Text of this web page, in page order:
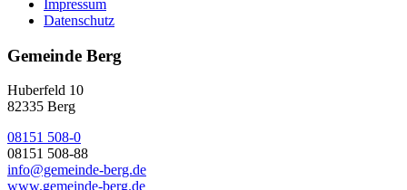
Impressum
Datenschutz
Gemeinde Berg
Huberfeld 10
82335 Berg
08151 508-0
08151 508-88
info@gemeinde-berg.de
www.gemeinde-berg.de